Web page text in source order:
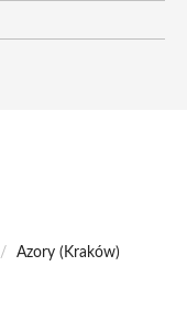
/ Azory (Kraków)